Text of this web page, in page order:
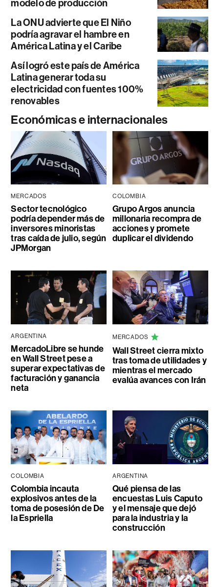
modelo de producción
La ONU advierte que El Niño
podría agravar el hambre en
América Latina y el Caribe
Así logró este país de América
Latina generar toda su
electricidad con fuentes 100%
renovables
Económicas e internacionales
MERCADOS
Sector tecnológico
podría depender más de
inversores minoristas
tras caída de julio, según
JPMorgan
COLOMBIA
Grupo Argos anuncia
millonaria recompra de
acciones y promete
duplicar el dividendo
ARGENTINA
MercadoLibre se hunde
en Wall Street pese a
superar expectativas de
facturación y ganancia
neta
MERCADOS
Wall Street cierra mixto
tras toma de utilidades y
mientras el mercado
evalúa avances con Irán
COLOMBIA
Colombia incauta
explosivos antes de la
toma de posesión de De
la Espriella
ARGENTINA
Qué piensa de las
encuestas Luis Caputo
y el mensaje que dejó
para la industria y la
construcción